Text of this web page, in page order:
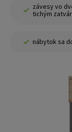
závesy vo
tichým
nábytok sa